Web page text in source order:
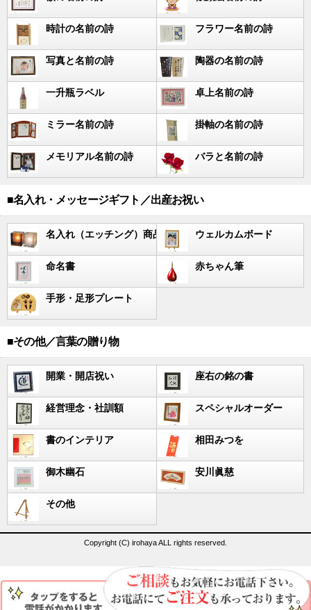
時計の名前の詩 フラワー名前の詩
写真と名前の詩 陶器の名前の詩
一升瓶ラベル 卓上名前の詩
ミラー名前の詩 掛軸の名前の詩
メモリアル名前の詩 バラと名前の詩
■名入れ・メッセージギフト／出産お祝い
名入れ（エッチング）商品 ウェルカムボード
命名書 赤ちゃん筆
手形・足形プレート
■その他／言葉の贈り物
開業・開店祝い 座右の銘の書
経営理念・社訓額 スペシャルオーダー
書のインテリア 相田みつを
御木幽石 安川眞慈
その他
Copyright (C) irohaya ALL rights reserved.